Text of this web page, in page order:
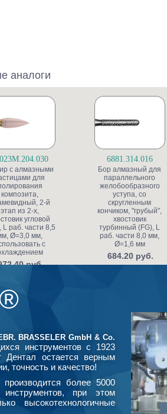
аналоги
с алмазными
для
композита,
2-й
этап из 2-х,
угловой
L раб. части 8,5
Ø=3,0 мм,
с
руб.
6881.314.016
Бор алмазный для
параллельного
желобообразного
уступа, со
скругленным
кончиком, "грубый",
хвостовик
турбинный (FG), L
раб. части 8,0 мм,
Ø=1,6 мм
684.20 руб.
BRASSELER GmbH & Co.
инструментов с 1923
остается верным
точность и качество!
более 5000
инструментов, при этом
высокотехнологичные